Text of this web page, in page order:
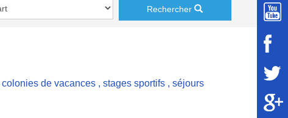
Rechercher
colonies de vacances , stages sportifs , séjours